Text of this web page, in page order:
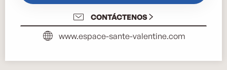
CONTÁCTENOS
www.espace-sante-valentine.com